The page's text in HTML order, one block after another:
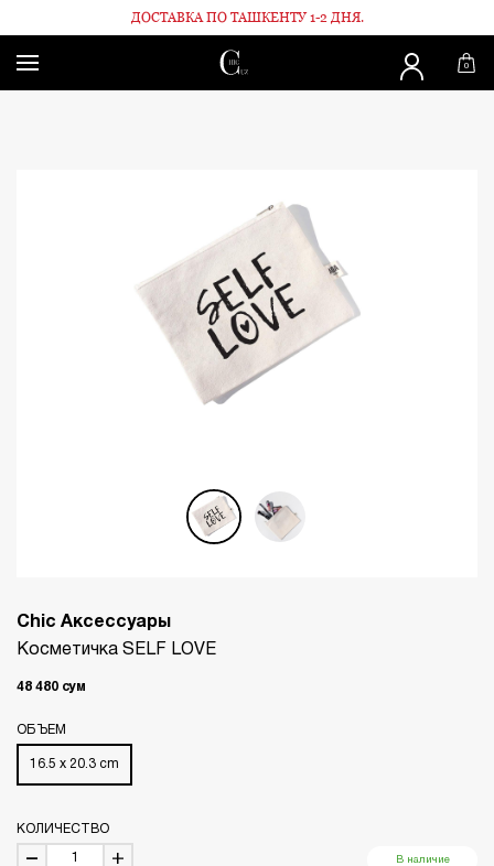
ДОСТАВКА ПО ТАШКЕНТУ 1-2 ДНЯ.
0
Аксессуары Косметичка SELF LOVE
Chic Аксессуары
Косметичка SELF LOVE
48 480 сум
ОБЪЕМ
16.5 x 20.3 cm
КОЛИЧЕСТВО
В наличие